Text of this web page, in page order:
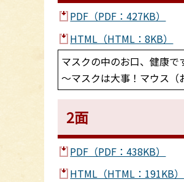
PDF（PDF：427KB）
HTML（HTML：8KB）
マスクの中のお口、健康で
～マスクは大事！マウス（
2面
PDF（PDF：438KB）
HTML（HTML：191KB）